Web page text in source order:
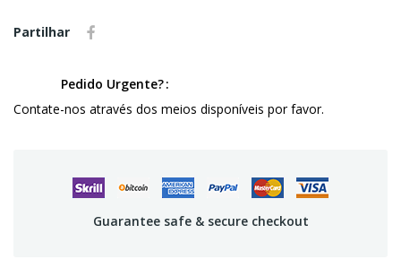
Partilhar
Pedido Urgente?
Contate-nos através dos meios disponíveis por favor.
Guarantee safe & secure checkout